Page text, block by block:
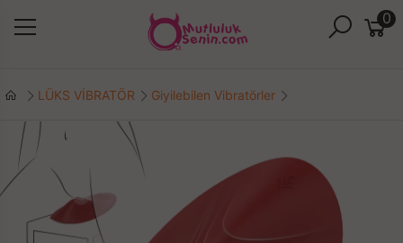
0
LÜKS VİBRATÖR Giyilebilen Vibratörler